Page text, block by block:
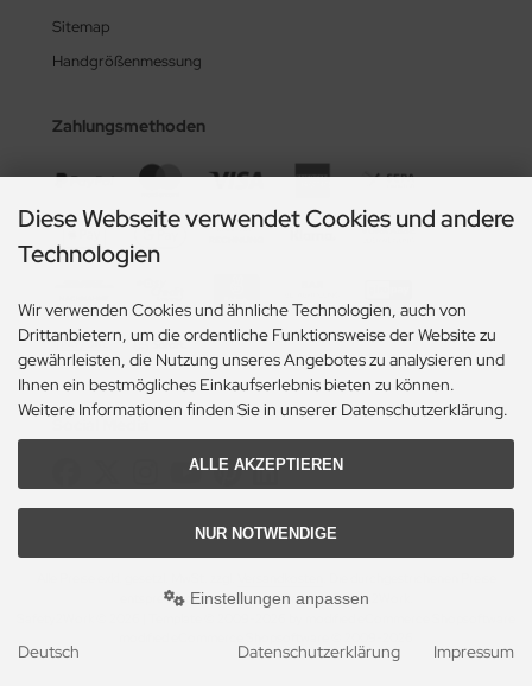
Sitemap
Handgrößenmessung
Zahlungsmethoden
entsprechen dem bisherigen Preis bei Safety2Work.
Diese Webseite verwendet Cookies und andere
Technologien
Wir verwenden Cookies und ähnliche Technologien, auch von
Drittanbietern, um die ordentliche Funktionsweise der Website zu
gewährleisten, die Nutzung unseres Angebotes zu analysieren und
Ihnen ein bestmögliches Einkaufserlebnis bieten zu können.
Weitere Informationen finden Sie in unserer Datenschutzerklärung.
ALLE AKZEPTIEREN
NUR NOTWENDIGE
Einstellungen anpassen
Deutsch Datenschutzerklärung Impressum